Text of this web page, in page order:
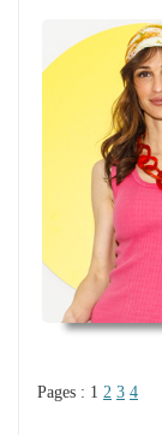
Pages : 1 2 3 4